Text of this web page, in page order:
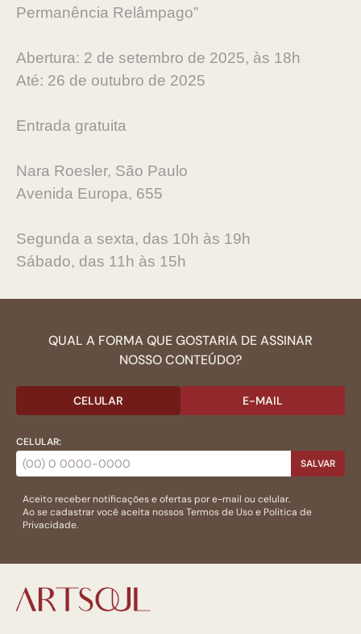
Permanência Relâmpago”
Abertura: 2 de setembro de 2025, às 18h
Até: 26 de outubro de 2025
Entrada gratuita
Nara Roesler, São Paulo
Avenida Europa, 655
Segunda a sexta, das 10h às 19h
Sábado, das 11h às 15h
QUAL A FORMA QUE GOSTARIA DE ASSINAR
NOSSO CONTEÚDO?
CELULAR E-MAIL
CELULAR:
SALVAR
Aceito receber notificações e ofertas por e-mail ou celular.
Ao se cadastrar você aceita nossosTermos de Usoe Politica de
Privacidade.